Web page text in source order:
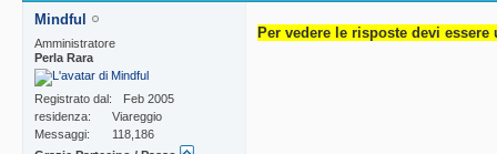
Mindful
Amministratore
Perla Rara
Registrato dal
Feb 2005
residenza
Viareggio
Messaggi
118,186
Per vedere le risposte devi